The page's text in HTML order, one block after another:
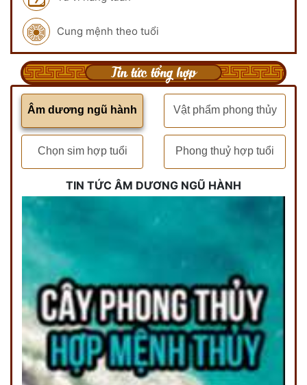
Cung mệnh theo tuổi
Tin tức tổng hợp
Âm dương ngũ hành Vật phẩm phong thủy
Chọn sim hợp tuổi Phong thuỷ hợp tuổi
TIN TỨC ÂM DƯƠNG NGŨ HÀNH